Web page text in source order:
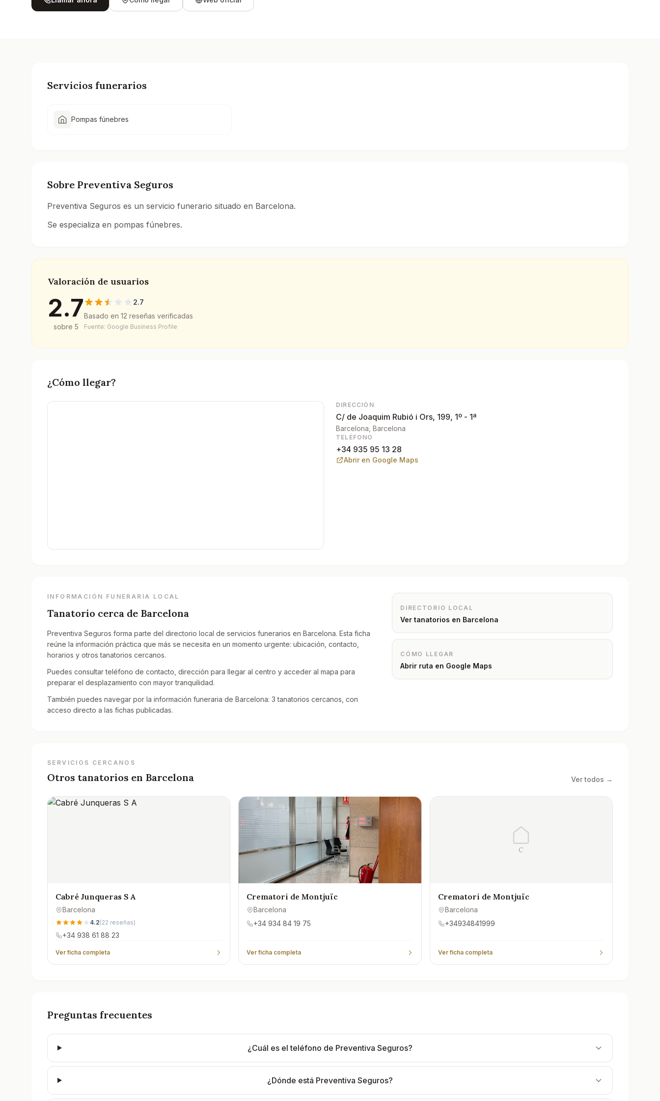
Servicios funerarios
Pompas fúnebres
Sobre Preventiva Seguros
Preventiva Seguros es un servicio funerario situado en Barcelona.
Se especializa en pompas fúnebres.
Valoración de usuarios
2.7
sobre 5
2.7
Basado en 12 reseñas verificadas
Fuente: Google Business Profile
¿Cómo llegar?
DIRECCIÓN
C/ de Joaquim Rubió i Ors, 199, 1º - 1ª
Barcelona , Barcelona
TELÉFONO
+34 935 95 13 28
Abrir en Google Maps
INFORMACIÓN FUNERARIA LOCAL
Tanatorio cerca de Barcelona
Preventiva Seguros forma parte del directorio local de servicios funerarios en Barcelona. Esta ficha
reúne la información práctica que más se necesita en un momento urgente: ubicación, contacto,
horarios y otros tanatorios cercanos.
Puedes consultar teléfono de contacto, dirección para llegar al centro y acceder al mapa para
preparar el desplazamiento con mayor tranquilidad.
También puedes navegar por la información funeraria de Barcelona: 3 tanatorios cercanos, con
acceso directo a las fichas publicadas.
DIRECTORIO LOCAL
Ver tanatorios en Barcelona
CÓMO LLEGAR
Abrir ruta en Google Maps
SERVICIOS CERCANOS
Otros tanatorios en Barcelona Ver todos →
Cabré Junqueras S A
Barcelona
4.2(22 reseñas)
+34 938 61 88 23
Ver ficha completa
Crematori de Montjuïc
Barcelona
+34 934 84 19 75
Ver ficha completa
C
Crematori de Montjuïc
Barcelona
+34934841999
Ver ficha completa
Preguntas frecuentes
¿Cuál es el teléfono de Preventiva Seguros?
¿Dónde está Preventiva Seguros?